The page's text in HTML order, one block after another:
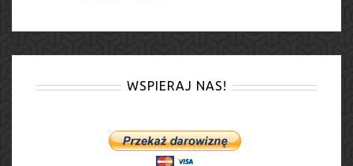
WSPIERAJ NAS!